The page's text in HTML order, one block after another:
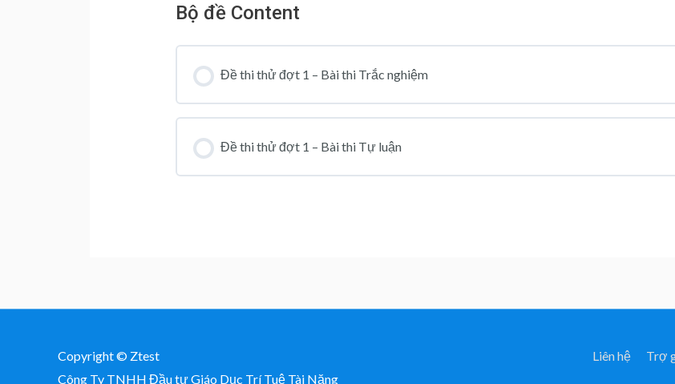
Bộ đề Content
Đề thi thử đợt 1 – Bài thi Trắc nghiệm
Đề thi thử đợt 1 – Bài thi Tự luận
Copyright © Ztest
Công Ty TNHH Đầu tư Giáo Dục Trí Tuệ Tài Năng
Liên hệ Trợ